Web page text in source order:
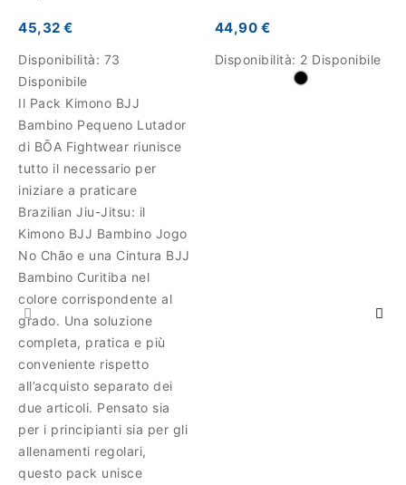
45,32 €
Disponibilità: 73
Disponibile
Il Pack Kimono BJJ
Bambino Pequeno Lutador
di BŌA Fightwear riunisce
tutto il necessario per
iniziare a praticare
Brazilian Jiu-Jitsu: il
Kimono BJJ Bambino Jogo
No Chão e una Cintura BJJ
Bambino Curitiba nel
colore corrispondente al
grado. Una soluzione
completa, pratica e più
conveniente rispetto
all’acquisto separato dei
due articoli. Pensato sia
per i principianti sia per gli
allenamenti regolari,
questo pack unisce
44,90 €
Disponibilità: 2 Disponibile